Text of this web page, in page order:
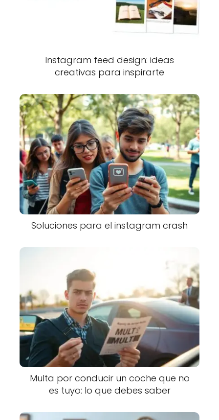
Instagram feed design: ideas
creativas para inspirarte
Soluciones para el instagram crash
Multa por conducir un coche que no
es tuyo: lo que debes saber